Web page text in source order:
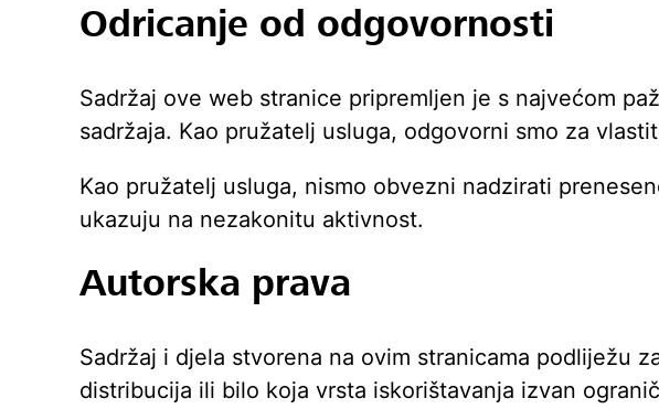
Odricanje od odgovornosti
Sadržaj ove web stranice pripremljen je s najvećom
sadržaja. Kao pružatelj usluga, odgovorni smo za
Kao pružatelj usluga, nismo obvezni nadzirati
ukazuju na nezakonitu aktivnost.
Autorska prava
Sadržaj i djela stvorena na ovim stranicama podliježu
distribucija ili bilo koja vrsta iskorištavanja izvan